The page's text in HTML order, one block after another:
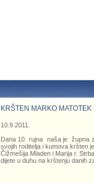
KRŠTEN MARKO MATOTEK
10.9.2011.
Dana 10. rujna naša je župna
svojih roditelja i kumova kršten
Čižmešija Mladen i Marija r.
dijete u duhu na krštenju danih